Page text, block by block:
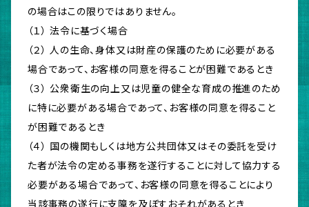
の場合はこの限りではありません。
（１） 法令に基づく場合
（２） 人の生命、身体又は財産の保護のために必要がある
場合であって、お客様の同意を得ることが困難であるとき
（３） 公衆衛生の向上又は児童の健全な育成の推進のため
に特に必要がある場合であって、お客様の同意を得ること
が困難であるとき
（４） 国の機関もしくは地方公共団体又はその委託を受け
た者が法令の定める事務を遂行することに対して協力する
必要がある場合であって、お客様の同意を得ることにより
当該事務の遂行に支障を及ぼすおそれがあるとき